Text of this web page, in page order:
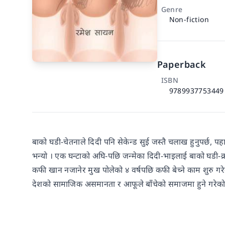
Genre
Non-fiction
Paperback
ISBN
9789937753449
बाको घडी-चेतनाले दिदी पनि सेकेन्ड सुई जस्तै चलाख हुनुपर्छ,
भन्यो । एक घन्टाको अघि-पछि जन्मेका दिदी-भाइलाई बाको घडी-
कफी खान नजानेर मुख पोलेको ४ वर्षपछि कफी बेच्ने काम शुरु
देशको सामाजिक असमानता र आफूले बाँचेको समाजमा हुने गरेको